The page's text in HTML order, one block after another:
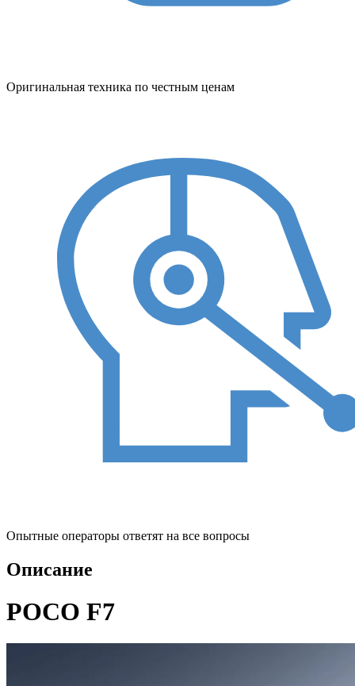
Оригинальная техника по честным ценам
Опытные операторы ответят на все вопросы
Описание
POCO F7